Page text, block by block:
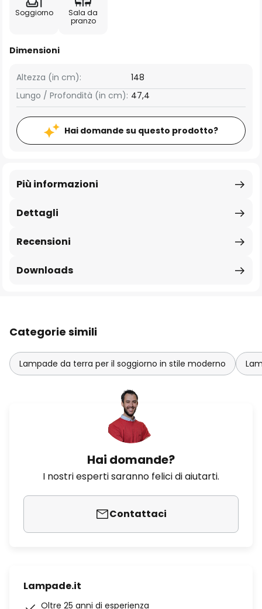
Soggiorno
Sala da
pranzo
Dimensioni
Altezza (in cm):
148
Lungo / Profondità (in cm): 47,4
Hai domande su questo prodotto?
Dettagli
Più informazioni
Recensioni
Downloads
Categorie simili
Lampade da terra per il soggiorno in stile moderno
Hai domande?
I nostri esperti saranno felici di aiutarti.
Contattaci
Lampade.it
Oltre 25 anni di esperienza